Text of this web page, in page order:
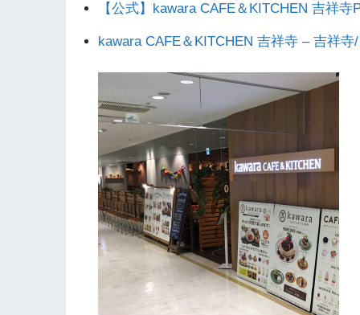
【公式】kawara CAFE＆KITCHEN 吉祥寺
kawara CAFE＆KITCHEN 吉祥寺 – 吉祥